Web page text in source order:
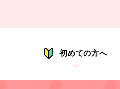
初めての方へ